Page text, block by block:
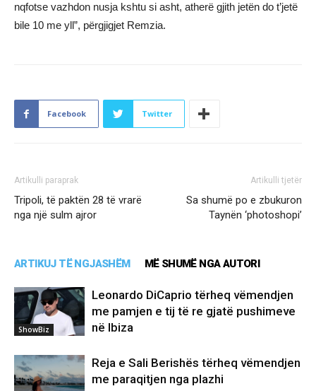
nqfotse vazhdon nusja kshtu si asht, atherë gjith jetën do t’jetë
bile 10 me yll”, përgjigjet Remzia.
Facebook Twitter
Artikulli paraprak
Tripoli, të paktën 28 të vrarë
nga një sulm ajror
Artikulli tjetër
Sa shumë po e zbukuron
Taynën ‘photoshopi’
ARTIKUJ TË NGJASHËM MË SHUMË NGA AUTORI
ShowBiz
Leonardo DiCaprio tërheq vëmendjen
me pamjen e tij të re gjatë pushimeve
në Ibiza
Reja e Sali Berishës tërheq vëmendjen
me paraqitjen nga plazhi